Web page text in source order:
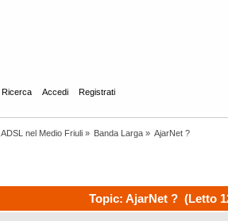
Ricerca Accedi Registrati
ADSL nel Medio Friuli» Banda Larga» AjarNet ?
Topic: AjarNet ? (Letto